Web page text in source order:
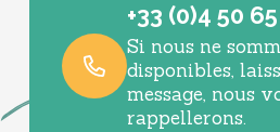
+33 (0)4 50
Si nous ne
disponibles,
message, nous
rappellerons.